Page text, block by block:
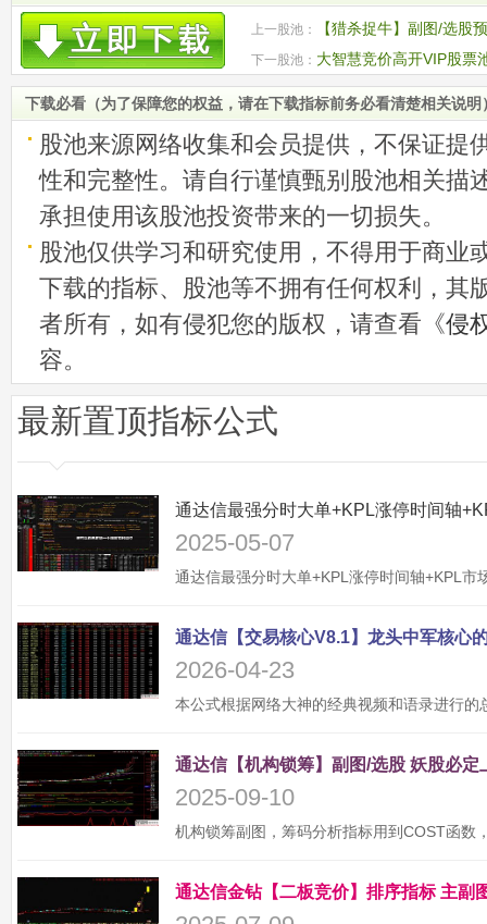
上一股池： 【猎杀捉牛】副图/选股
下一股池： 大智慧竞价高开VIP股票
下载必看（为了保障您的权益，请在下载指标前务必看清楚相关说明
股池来源网络收集和会员提供，不保证提
性和完整性。请自行谨慎甄别股池相关描
承担使用该股池投资带来的一切损失。
股池仅供学习和研究使用，不得用于商业
下载的指标、股池等不拥有任何权利，其
者所有，如有侵犯您的版权，请查看《侵
容。
最新置顶指标公式
2025-05-07
2026-04-23
2025-09-10